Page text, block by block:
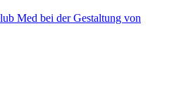
Med bei der Gestaltung von